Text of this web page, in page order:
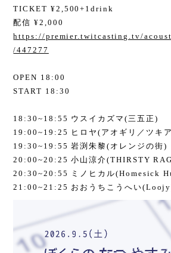
TICKET ¥2,500+1drink
配信 ¥2,000
https://premier.twitcasting.tv/
/447277
OPEN 18:00
START 18:30
18:30~18:55 ウスイカズマ(三五正)
19:00~19:25 ヒロヤ(アオギリ／ツキ
19:30~19:55 岩渕朱黎(オレンジの街)
20:00~20:25 小山涼介(THIRSTY
20:30~20:55 ミノヒカル(Homesick
21:00~21:25 おおうちこうへい